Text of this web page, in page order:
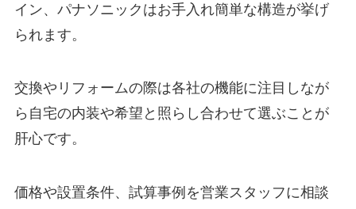
イン、パナソニックはお手入れ簡単な構造が挙げ
られます。
交換やリフォームの際は各社の機能に注目しなが
ら自宅の内装や希望と照らし合わせて選ぶことが
肝心です。
価格や設置条件、試算事例を営業スタッフに相談